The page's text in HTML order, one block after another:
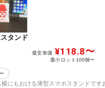
タンド
最安単価 ¥118.8〜
最小ロット 100個〜
にもおける薄型スマホスタンドです